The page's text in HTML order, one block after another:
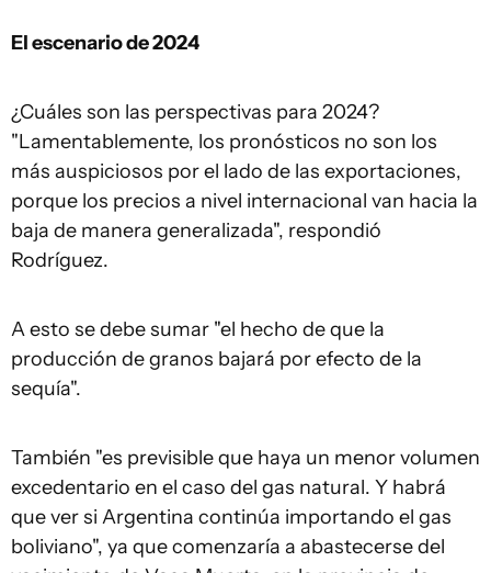
El escenario de 2024
¿Cuáles son las perspectivas para 2024?
"Lamentablemente, los pronósticos no son los
más auspiciosos por el lado de las exportaciones,
porque los precios a nivel internacional van hacia la
baja de manera generalizada", respondió
Rodríguez.
A esto se debe sumar "el hecho de que la
producción de granos bajará por efecto de la
sequía".
También "es previsible que haya un menor volumen
excedentario en el caso del gas natural. Y habrá
que ver si Argentina continúa importando el gas
boliviano", ya que comenzaría a abastecerse del